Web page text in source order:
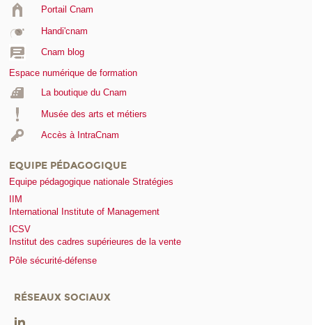
Portail Cnam
Handi'cnam
Cnam blog
Espace numérique de formation
La boutique du Cnam
Musée des arts et métiers
Accès à IntraCnam
EQUIPE PÉDAGOGIQUE
Equipe pédagogique nationale Stratégies
IIM
International Institute of Management
ICSV
Institut des cadres supérieures de la vente
Pôle sécurité-défense
RÉSEAUX SOCIAUX